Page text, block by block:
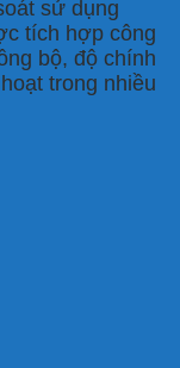
sử dụng
tích hợp công
bộ, độ chính
trong nhiều